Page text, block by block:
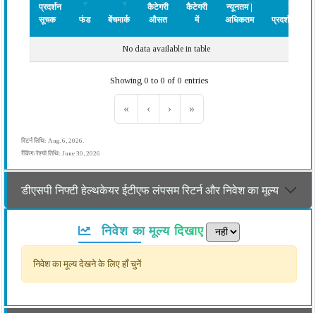
प्रदर्शन
सूचक
फंड बेंचमार्क
कैटेगरी
औसत
कैटेगरी
में
न्यूनतम |
अधिकतम
प्रदर्शन
में
No data available in table
Showing 0 to 0 of 0 entries
« ‹ › »
रिटर्न तिथि: Aug. 6, 2026.
रैंकिंग/रेश्यो तिथि: June 30, 2026
डीएसपी निफ्टी हेल्थकेयर ईटीएफ लंपसम रिटर्न और निवेश का मूल्य
निवेश का मूल्य दिखाए
निवेश का मूल्य देखने के लिए हाँ चुनें